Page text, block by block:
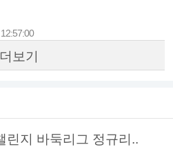
더보기
린지 바둑리그 정규리..